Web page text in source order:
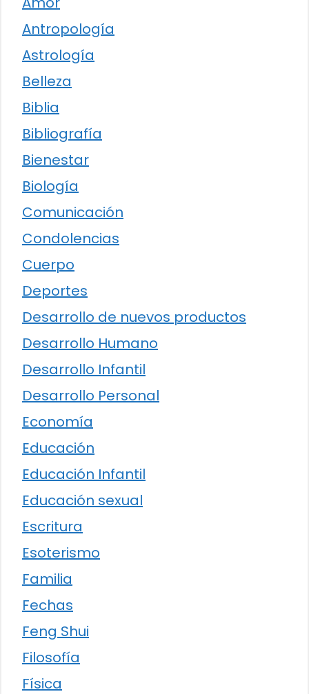
Antropología
Astrología
Belleza
Biblia
Bibliografía
Bienestar
Biología
Comunicación
Condolencias
Cuerpo
Deportes
Desarrollo de nuevos productos
Desarrollo Humano
Desarrollo Infantil
Desarrollo Personal
Economía
Educación
Educación Infantil
Educación sexual
Escritura
Esoterismo
Familia
Fechas
Feng Shui
Filosofía
Física